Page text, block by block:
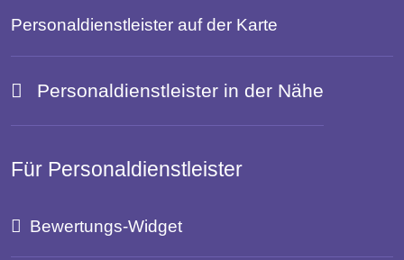
Personaldienstleister auf der Karte
Personaldienstleister in der Nähe
Für Personaldienstleister
Bewertungs-Widget